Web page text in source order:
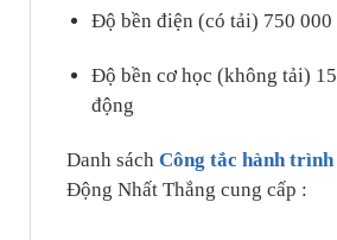
Độ bền điện (có tải) 750 000
Độ bền cơ học (không tải)
động
Danh sách Công tắc hành
Động Nhất Thắng cung cấp :